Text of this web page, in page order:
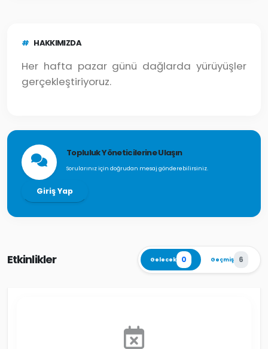
# HAKKIMIZDA
Her hafta pazar günü dağlarda yürüyüşler
gerçekleştiriyoruz.
Topluluk Yöneticilerine Ulaşın
Sorularınız için doğrudan mesaj gönderebilirsiniz.
Giriş Yap
Etkinlikler Gelecek 0 Geçmiş 6